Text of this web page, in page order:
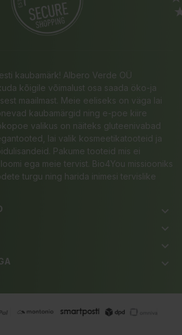
kaubamärk! Albero Verde OÜ
kõigile võimalust osa saada öko-ja
maailmast. Meie eeliseks on väga lai
kaubamärgid ning e-poe kiire
valikus on näiteks gluteenivabad
lai valik kosmeetikatooteid ja
Pakume tooteid mis ei
ega meie tervist. Bio4You missiooniks
turgu ning harida inimesi tervislike
keyboard_arrow_down
keyboard_arrow_down
keyboard_arrow_down
keyboard_arrow_down